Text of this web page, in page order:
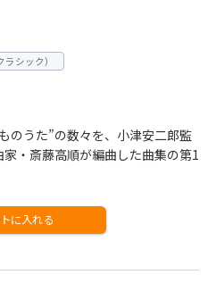
シック）
のうた”の数々を、小津安二郎監
・斎藤高順が編曲した曲集の第1
に入れる